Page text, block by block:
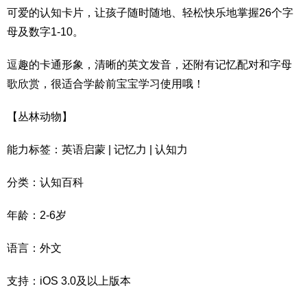
可爱的认知卡片，让孩子随时随地、轻松快乐地掌握26个字
母及数字1-10。
逗趣的卡通形象，清晰的英文发音，还附有记忆配对和字母
歌欣赏，很适合学龄前宝宝学习使用哦！
【丛林动物】
能力标签：英语启蒙 | 记忆力 | 认知力
分类：认知百科
年龄：2-6岁
语言：外文
支持：iOS 3.0及以上版本